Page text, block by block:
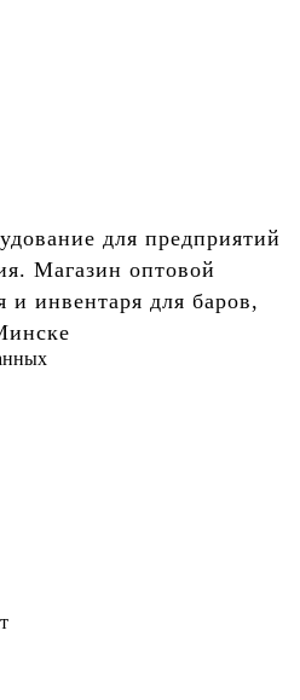
для предприятий
Магазин оптовой
и инвентаря для баров,